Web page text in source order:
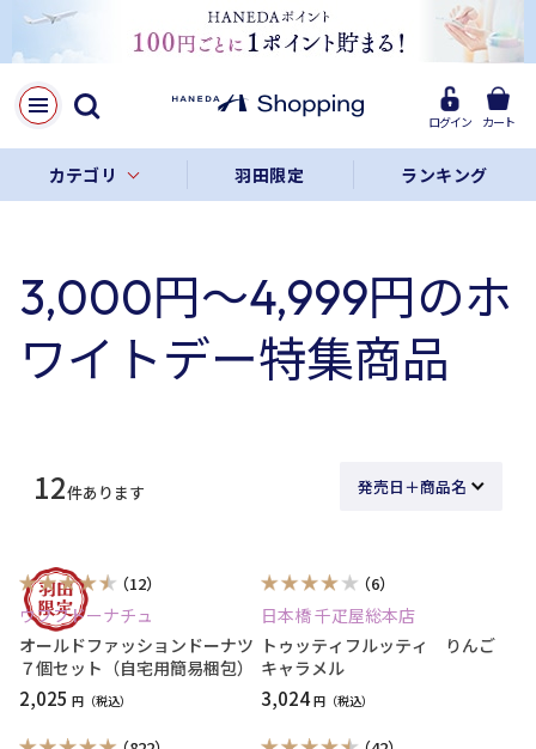
ログイン カート
カテゴリ 羽田限定 ランキング
3,000円～4,999円のホ
ワイトデー特集商品
12件あります
（12）
ウフフドーナチュ
オールドファッションドーナツ
７個セット（自宅用簡易梱包）
2,025 円
（6）
日本橋 千疋屋総本店
トゥッティフルッティ りんご
キャラメル
3,024円